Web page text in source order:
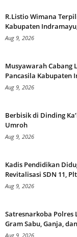
R.Listio Wimana
Kabupaten
Aug 9, 2026
Musyawarah Cabang
Pancasila Kabupaten
Aug 9, 2026
Berbisik di Dinding
Umroh
Aug 9, 2026
Kadis Pendidikan
Revitalisasi SDN 11,
Aug 9, 2026
Satresnarkoba Polres
Gram Sabu, Ganja,
Aug 9, 2026